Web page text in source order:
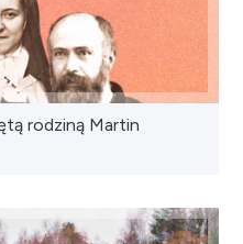
rodziną Martin